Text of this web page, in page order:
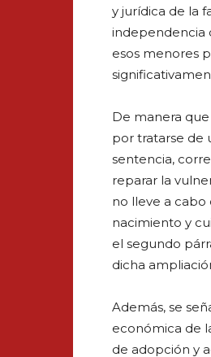
y jurídica de la
independencia
esos menores
De manera
por tratarse de
sentencia,
reparar la
no lleve a cabo
nacimiento y
el segundo
dicha
Además, se
económica de
de adopción y